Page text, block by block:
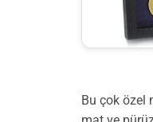
Bu çok özel